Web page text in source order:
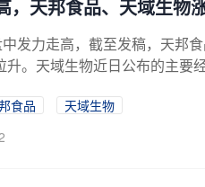
，天邦食品、天域生物
发力走高，截至发稿，天邦
升。天域生物近日公布的主要
食品
天域生物